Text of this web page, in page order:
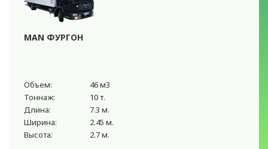
MAN ФУРГОН
Объем:
46 м3
Тоннаж:
10 т.
Длина:
7.3 м.
Ширина:
2.45 м.
Высота:
2.7 м.